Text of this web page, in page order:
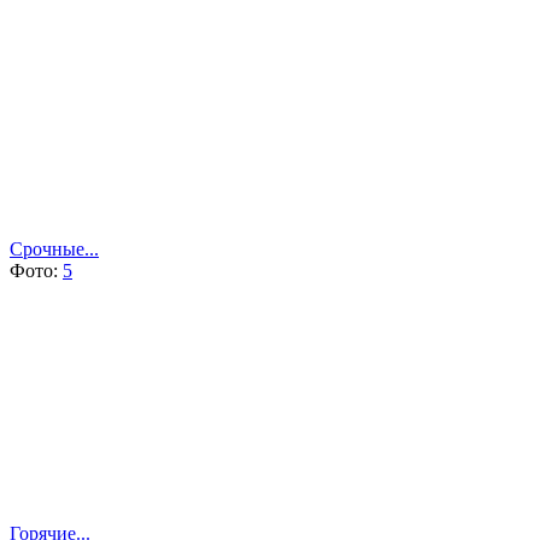
Срочные...
Фото: 5
Горячие...